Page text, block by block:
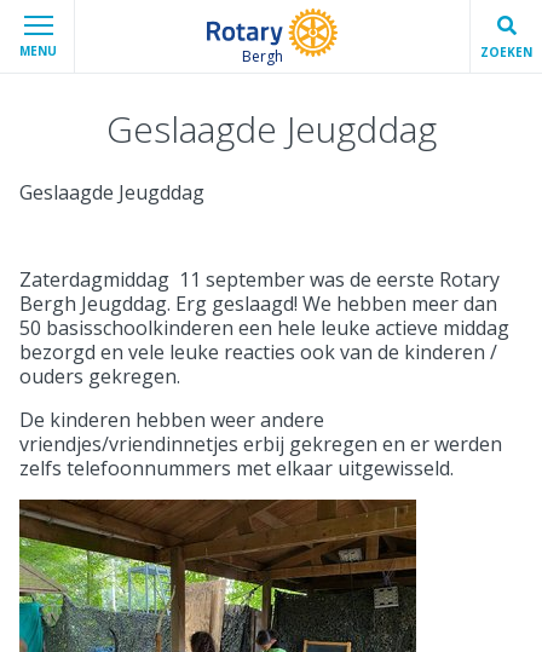
MENU Bergh ZOEKEN
Geslaagde Jeugddag
Geslaagde Jeugddag
Zaterdagmiddag 11 september was de eerste Rotary
Bergh Jeugddag. Erg geslaagd! We hebben meer dan
50 basisschoolkinderen een hele leuke actieve middag
bezorgd en vele leuke reacties ook van de kinderen /
ouders gekregen.
De kinderen hebben weer andere
vriendjes/vriendinnetjes erbij gekregen en er werden
zelfs telefoonnummers met elkaar uitgewisseld.